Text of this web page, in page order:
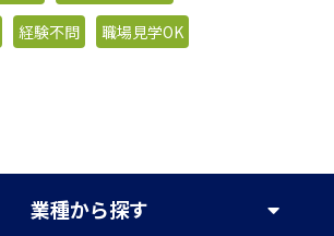
経験不問
職場見学OK
業種から探す